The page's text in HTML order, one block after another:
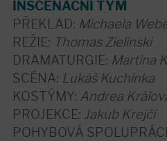
INSCENAČNÍ TÝM
PŘEKLAD: Michaela
REŽIE: Thomas Zielinski
DRAMATURGIE: Martina
SCÉNA: Lukáš Kuchinka
KOSTÝMY: Andrea
PROJEKCE: Jakub Krejčí
POHYBOVÁ